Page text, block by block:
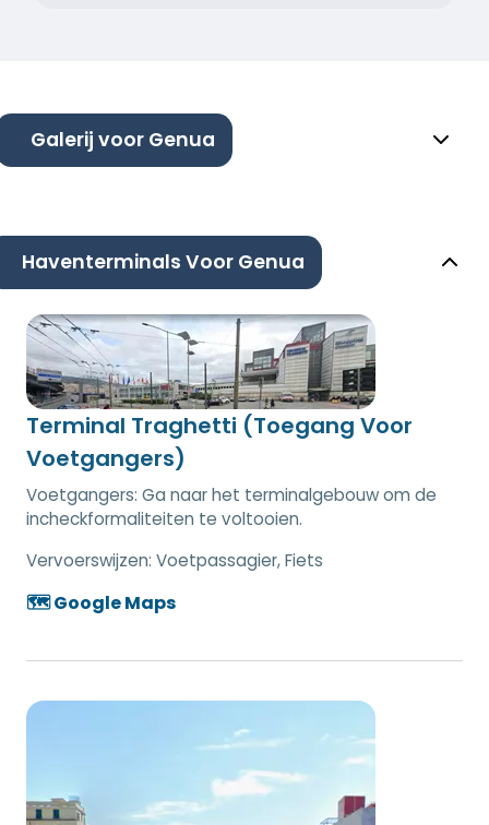
Galerij voor Genua
Haventerminals Voor Genua
Terminal Traghetti (Toegang Voor
Voetgangers)
Voetgangers: Ga naar het terminalgebouw om de
incheckformaliteiten te voltooien.
Vervoerswijzen: Voetpassagier, Fiets
🗺️ Google Maps